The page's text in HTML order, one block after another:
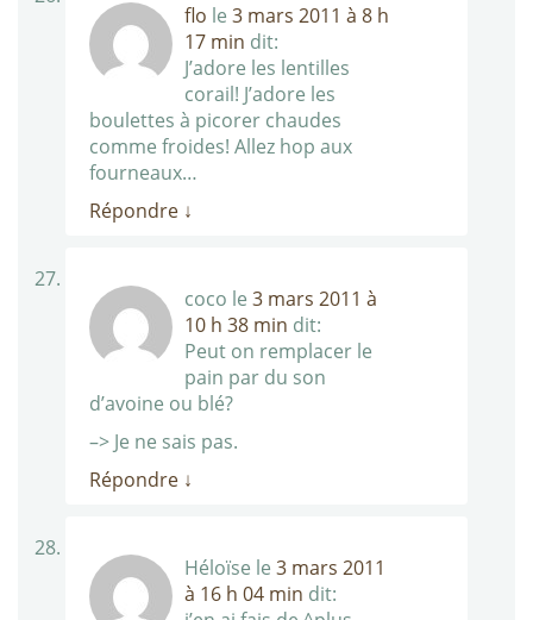
flo le 3 mars 2011 à 8 h
17 min dit:
J’adore les lentilles
corail! J’adore les
boulettes à picorer chaudes
comme froides! Allez hop aux
fourneaux…
Répondre ↓
coco le 3 mars 2011 à
10 h 38 min dit:
Peut on remplacer le
pain par du son
d’avoine ou blé?
–> Je ne sais pas.
Répondre ↓
Héloïse le 3 mars 2011
à 16 h 04 min dit: